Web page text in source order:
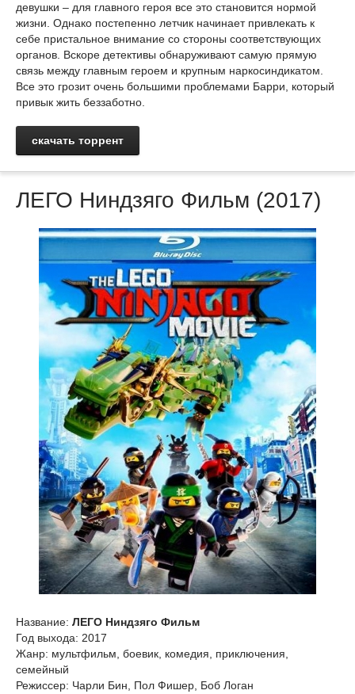
девушки – для главного героя все это становится нормой
жизни. Однако постепенно летчик начинает привлекать к
себе пристальное внимание со стороны соответствующих
органов. Вскоре детективы обнаруживают самую прямую
связь между главным героем и крупным наркосиндикатом.
Все это грозит очень большими проблемами Барри, который
привык жить беззаботно.
скачать торрент
ЛЕГО Ниндзяго Фильм (2017)
Название: ЛЕГО Ниндзяго Фильм
Год выхода: 2017
Жанр: мультфильм, боевик, комедия, приключения,
семейный
Режиссер: Чарли Бин, Пол Фишер, Боб Логан